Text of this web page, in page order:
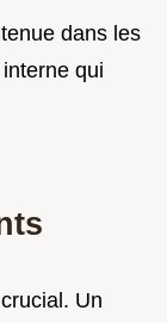
dans les
qui
Un